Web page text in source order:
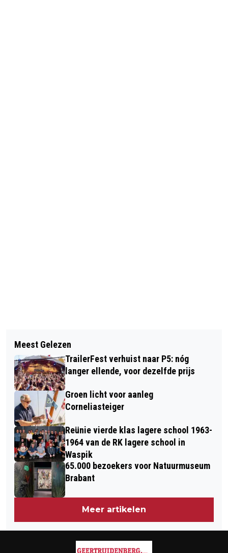
JE KIND ZIT VAST EN JIJ KIJKT TOE:
‘HET IS GEEN LUIHEID, HET IS
KORTSLUITING’
PONTJESDAGEN IN HET
PINKSTERWEEKEND
Meest Gelezen
TrailerFest verhuist naar P5: nóg
langer ellende, voor dezelfde prijs
Groen licht voor aanleg
Corneliasteiger
Reünie vierde klas lagere school 1963-
1964 van de RK lagere school in
Waspik
65.000 bezoekers voor Natuurmuseum
Brabant
Meer artikelen